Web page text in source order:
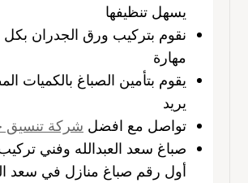
يسهل تنظيفها
نقوم بتركيب ورق الجدران بكل
مهارة
يقوم بتأمين الصباغ بالكميات
يريد
تواصل مع افضل شركة تنسيق
صباغ سعد العبدالله وفني
أول رقم صباغ منازل في سعد